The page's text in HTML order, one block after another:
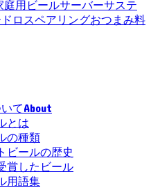
庭用ビールサーバーサステ
ロスペアリングおつまみ料
てAbout
とは
の種類
ビールの歴史
賞したビール
用語集